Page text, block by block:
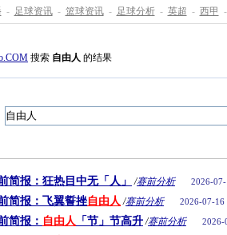
- 足球资讯 - 篮球资讯 - 足球分析 - 英超 - 西甲 -
搜索 自由人 的结果
简报：狂热目中无「人」 /赛前分析 2026-
简报：飞翼誓挫自由人 /赛前分析 2026-07-16
简报： 自由人 「节」节高升 /赛前分析 2026-